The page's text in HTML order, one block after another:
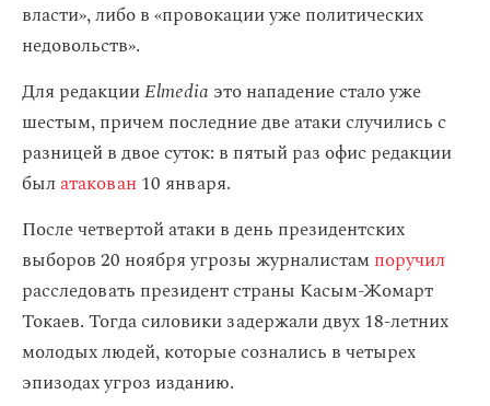
власти», либо в «провокации уже политических
недовольств».
Для редакцииElmedia это нападение стало уже
шестым, причем последние две атаки случились с
разницей в двое суток: в пятый раз офис редакции
былатакован 10 января.
После четвертой атаки в день президентских
выборов 20 ноября угрозы журналистам поручил
расследовать президент страны Касым-Жомарт
Токаев. Тогда силовики задержали двух 18-летних
молодых людей, которые сознались в четырех
эпизодах угроз изданию.